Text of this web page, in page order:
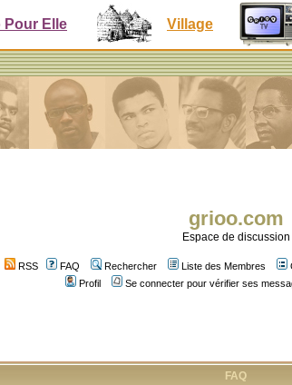
Pour Elle Village
grioo.com
Espace de discussion
RSS FAQ Rechercher Liste des Membres
Profil
Se connecter pour vérifier ses
FAQ